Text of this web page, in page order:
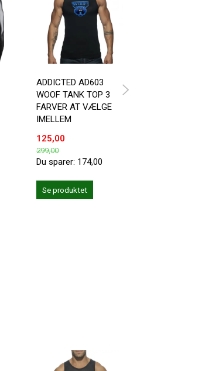
ADDICTED AD603
WOOF TANK TOP 3
FARVER AT VÆLGE
IMELLEM
125,00
299,00
Du sparer: 174,00
Se produktet